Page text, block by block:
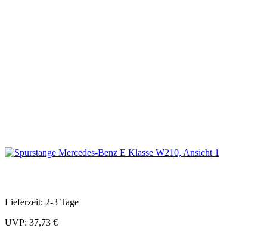
Lieferzeit: 2-3 Tage
UVP: 37,73 €